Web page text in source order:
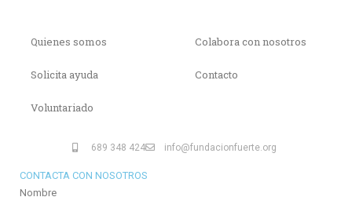
Quienes somos
Solicita ayuda
Voluntariado
Colabora con nosotros
Contacto
689 348 424 info@fundacionfuerte.org
CONTACTA CON NOSOTROS
Nombre